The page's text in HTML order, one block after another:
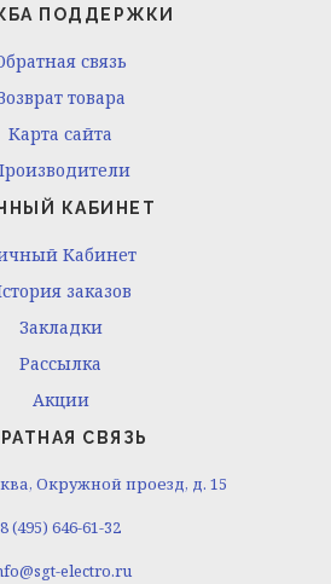
ПОДДЕРЖКИ
связь
товара
Карта сайта
КАБИНЕТ
Кабинет
заказов
Закладки
Рассылка
Акции
СВЯЗЬ
Окружной проезд, д. 15
8 (495) 646-61-32
electro.ru